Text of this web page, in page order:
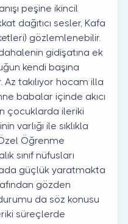
peşine ikincil
dağıtıcı sesler, Kafa
gözlemlenebilir.
gidişatına ek
kendi başına
takılıyor hocam illa
babalar içinde akıcı
çocuklarda ileriki
varlığı ile sıklıkla
Öğrenme
sınıf nüfusları
güçlük yaratmakta
gözden
da söz konusu
süreçlerde